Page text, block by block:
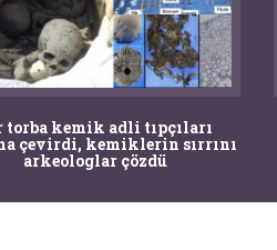
torba kemik adli tıpçıları
çevirdi, kemiklerin sırrını
arkeologlar çözdü